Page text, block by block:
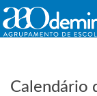
Calendário